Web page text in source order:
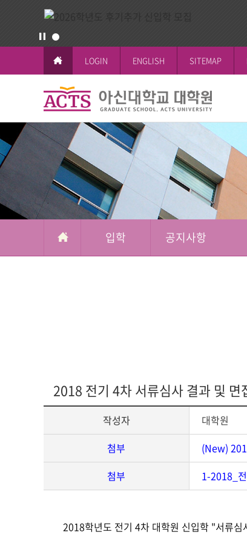
LOGIN ENGLISH SITEMAP
교육
공지사항
일반대
철학박
신학박사
석박사
석사과정
학사일정
시험
논문
공지사항
전체공지
일반대학
신학대
선교대
상담대
학
입학 공지사항
2018 전기 4차 서류심사 결과 및 면
작성자 대학원
첨부
(New)
첨부
1-2018_
게
2018학년도 전기 4차 대학원 신입학 "서류